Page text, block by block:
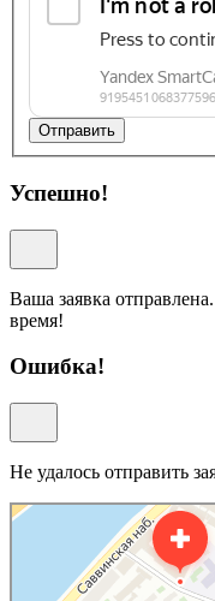
Отправить
Успешно!
Ваша заявка
время!
Ошибка!
Не удалось отправить
Арт-Эко
Медцентр, клиника в Москве
Гинекологическая клиника в